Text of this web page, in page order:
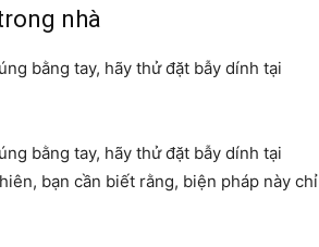
ta
nhà
bằng tay, hãy thử đặt bẫy dính tại
bằng tay, hãy thử đặt bẫy dính tại
bạn cần biết rằng, biện pháp này chỉ